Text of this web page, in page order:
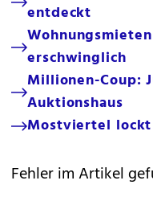
entdeckt
erschwinglich
Millionen-Coup:
Auktionshaus
Mostviertel
Fehler im Artikel